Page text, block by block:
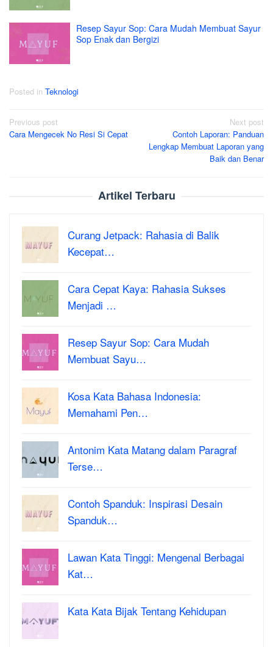
Resep Sayur Sop: Cara Mudah Membuat Sayur
Sop Enak dan Bergizi
Posted in Teknologi
Post
navigation
Previous post
Cara Mengecek No Resi Si Cepat
Next post
Contoh Laporan: Panduan
Lengkap Membuat Laporan yang
Baik dan Benar
Artikel Terbaru
Curang Jetpack: Rahasia di Balik
Kecepat…
Cara Cepat Kaya: Rahasia Sukses
Menjadi …
Resep Sayur Sop: Cara Mudah
Membuat Sayu…
Kosa Kata Bahasa Indonesia:
Memahami Pen…
Antonim Kata Matang dalam Paragraf
Terse…
Contoh Spanduk: Inspirasi Desain
Spanduk…
Lawan Kata Tinggi: Mengenal Berbagai
Kat…
Kata Kata Bijak Tentang Kehidupan